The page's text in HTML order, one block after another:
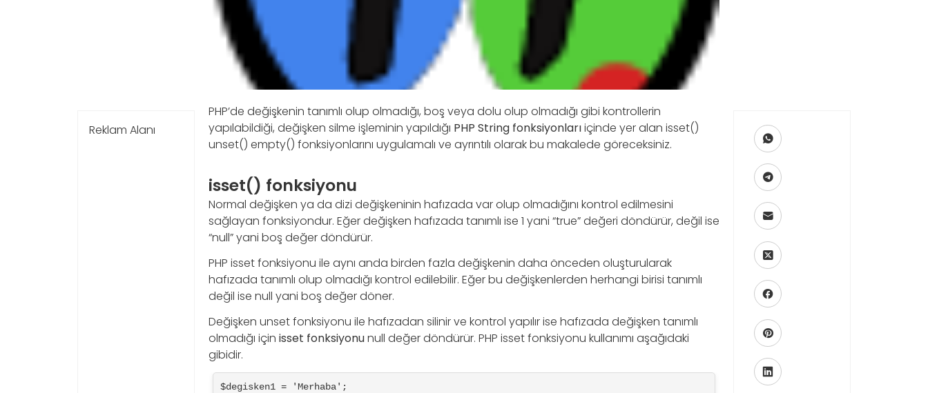
Reklam Alanı
PHP’de değişkenin tanımlı olup olmadığı, boş veya dolu olup olmadığı gibi kontrollerin
yapılabildiği, değişken silme işleminin yapıldığı PHP String fonksiyonlarıiçinde yer alan isset()
unset() empty() fonksiyonlarını uygulamalı ve ayrıntılı olarak bu makalede göreceksiniz.
isset() fonksiyonu
Normal değişken ya da dizi değişkeninin hafızada var olup olmadığını kontrol edilmesini
sağlayan fonksiyondur. Eğer değişken hafızada tanımlı ise 1 yani “true” değeri döndürür, değil ise
“null” yani boş değer döndürür.
PHP isset fonksiyonu ile aynı anda birden fazla değişkenin daha önceden oluşturularak
hafızada tanımlı olup olmadığı kontrol edilebilir. Eğer bu değişkenlerden herhangi birisi tanımlı
değil ise null yani boş değer döner.
Değişken unset fonksiyonu ile hafızadan silinir ve kontrol yapılır ise hafızada değişken tanımlı
olmadığı için isset fonksiyonunull değer döndürür. PHP isset fonksiyonu kullanımı aşağıdaki
gibidir.
$degisken1 = 'Merhaba';